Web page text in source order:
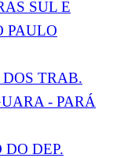
SUL E
PAULO
TRAB.
- PARÁ
DEP.